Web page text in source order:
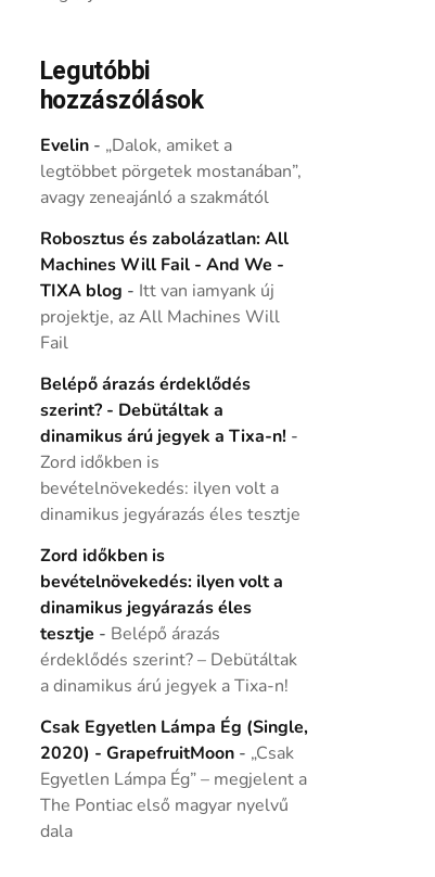
Legutóbbi
hozzászólások
Evelin- „Dalok, amiket a
legtöbbet pörgetek mostanában”,
avagy zeneajánló a szakmától
Robosztus és zabolázatlan: All
Machines Will Fail - And We -
TIXA blog - Itt van iamyank új
projektje, az All Machines Will
Fail
Belépő árazás érdeklődés
szerint? - Debütáltak a
dinamikus árú jegyek a Tixa-n! -
Zord időkben is
bevételnövekedés: ilyen volt a
dinamikus jegyárazás éles tesztje
Zord időkben is
bevételnövekedés: ilyen volt a
dinamikus jegyárazás éles
tesztje - Belépő árazás
érdeklődés szerint? – Debütáltak
a dinamikus árú jegyek a Tixa-n!
Csak Egyetlen Lámpa Ég (Single,
2020) - GrapefruitMoon- „Csak
Egyetlen Lámpa Ég” – megjelent a
The Pontiac első magyar nyelvű
dala